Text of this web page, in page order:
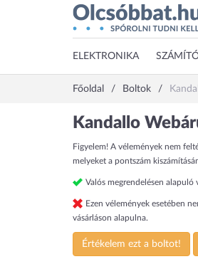
ELEKTRONIKA
Főoldal Boltok
Kandallo
Figyelem! A vélemények nem
melyeket a pontszám
Valós megrendelésen alapuló
Ezen vélemények esetében
vásárláson alapulna.
Értékelem ezt a boltot!
FKKI 03